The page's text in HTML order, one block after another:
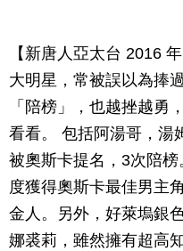
【新唐人亞太台 2016
大明星，常被誤以為捧
「陪榜」，也越挫越勇
看看。 包括阿湯哥，湯
被奧斯卡提名，3次陪榜
度獲得奧斯卡最佳男主
金人。另外，好萊塢銀
娜裘莉，雖然擁有超高